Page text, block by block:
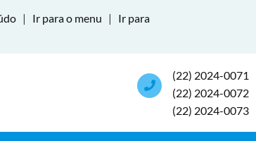
| Ir para o menu |
Ir para
(22) 2024-0071
(22) 2024-0072
(22) 2024-0073